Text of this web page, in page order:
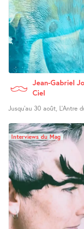
Jean-Gabriel
Ciel
Jusqu’au 30 août, L’Antre
Interviews du Mag